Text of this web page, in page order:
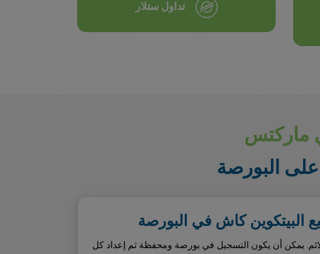
تداول ستلار
ماركتس
البورصة
البيتكوين كاش في البورصة
يمكن أن يكون التسجيل في بورصة ومحفظة ثم إعداد كل